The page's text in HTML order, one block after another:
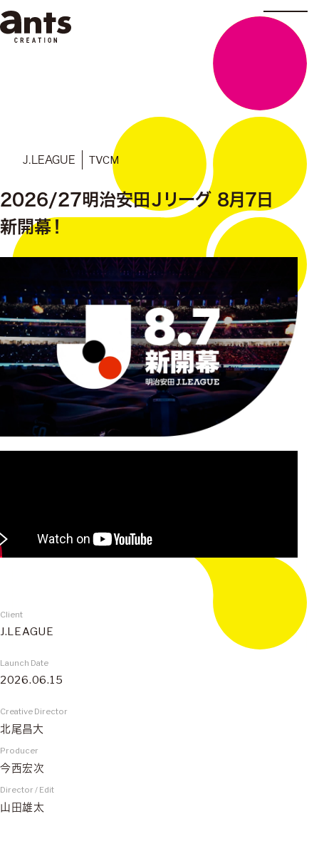
J.LEAGUE TVCM
2026/27明治安田Ｊリーグ 8月7日
新開幕！
Client
J.LEAGUE
Launch Date
2026.06.15
Creative Director
北尾昌大
Producer
今西宏次
Director / Edit
山田雄太